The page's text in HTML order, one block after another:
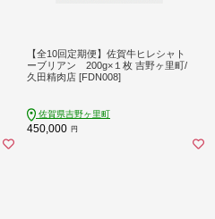
【全10回定期便】佐賀牛ヒレシャト
ーブリアン 200g×１枚 吉野ヶ里町/
久田精肉店 [FDN008]
佐賀県吉野ヶ里町
450,000 円